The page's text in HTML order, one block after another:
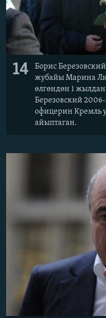
14
Борис
жубайы Марина
өлгөндөн 1
Березовский
офицерин Кремль
айыптаган.